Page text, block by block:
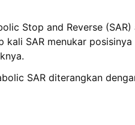
Stop and Reverse
kali SAR menukar
SAR diterangkan